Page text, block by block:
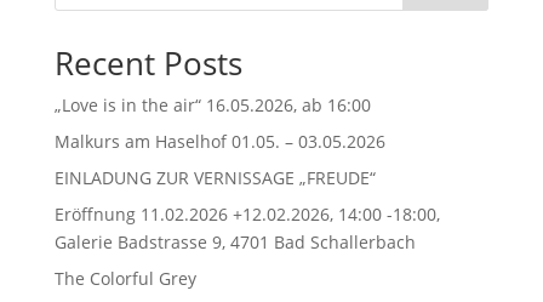
Recent Posts
„Love is in the air“ 16.05.2026, ab 16:00
Malkurs am Haselhof 01.05. – 03.05.2026
EINLADUNG ZUR VERNISSAGE „FREUDE“
Eröffnung 11.02.2026 +12.02.2026, 14:00 -18:00,
Galerie Badstrasse 9, 4701 Bad Schallerbach
The Colorful Grey